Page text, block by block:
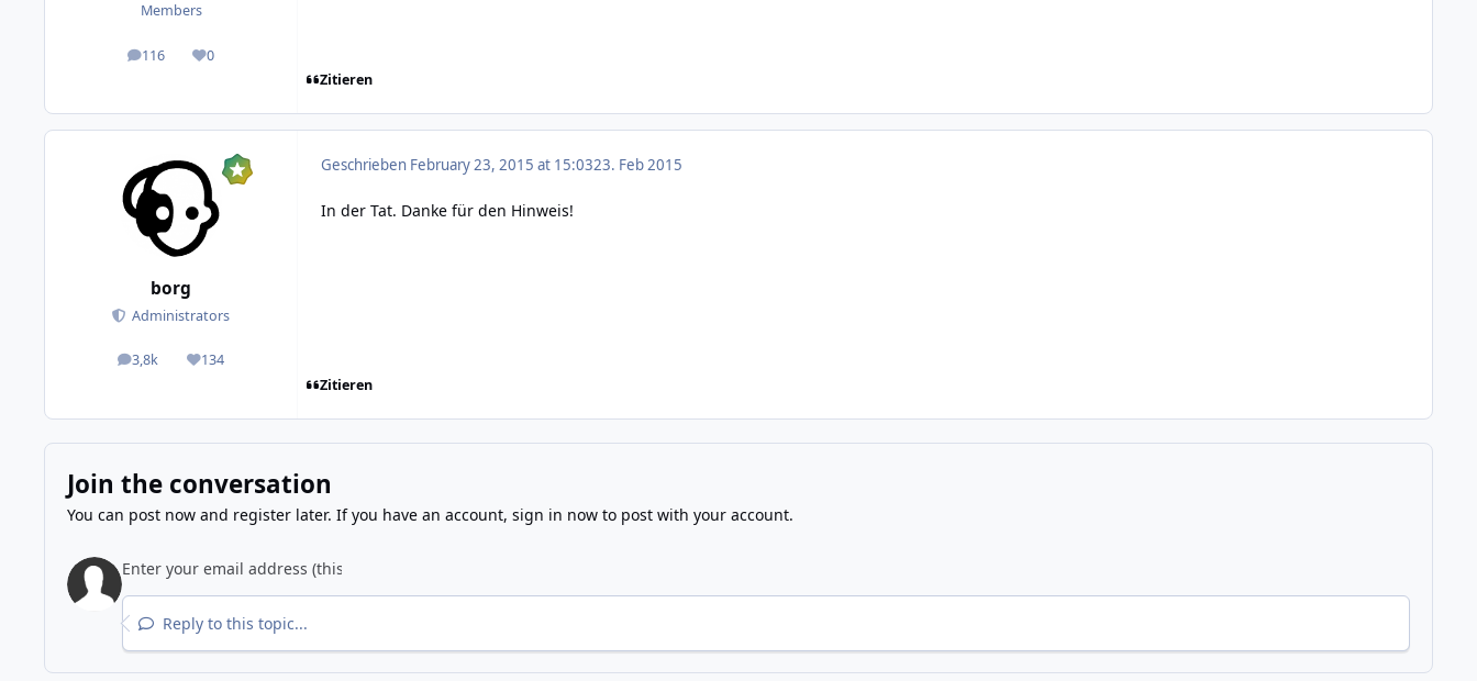
Members
116
posts 0
Reputation
Zitieren
borg
Administrators
3,8k
posts 134
Reputation
Geschrieben February 23, 2015 at 15:0323. Feb 2015
In der Tat. Danke für den Hinweis!
Zitieren
Join the conversation
You can post now and register later. If you have an account, sign in nowto post with your account.
Reply to this topic...